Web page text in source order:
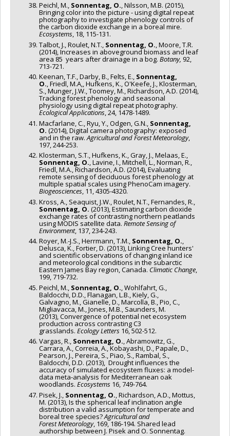
Peichl, M., Sonnentag, O., Nilsson, M.B. (2015),
Bringing color into the picture - using digital repeat
photography to investigate phenology controls of
the carbon dioxide exchange in a boreal mire.
Ecosystems, 18, 115-131.
Talbot, J., Roulet, N.T., Sonnentag, O., Moore, T.R.
(2014), Increases in aboveground biomass and leaf
area 85 years after drainage in a bog. Botany, 92,
713-721.
Keenan, T.F., Darby, B., Felts, E., Sonnentag,
O., Friedl, M.A,, Hufkens, K., O'Keefe, J., Klosterman,
S., Munger, J.W., Toomey, M., Richardson, A.D. (2014),
Tracking forest phenology and seasonal
physiology using digital repeat photography.
Ecological Applications, 24, 1478-1489.
Macfarlane, C., Ryu, Y., Odgen, G.N., Sonnentag,
O. (2014), Digital camera photography: exposed
and in the raw.Agricultural and Forest Meteorology,
197, 244-253.
Klosterman, S.T., Hufkens, K., Gray, J., Melaas, E.,
Sonnentag, O., Lavine, I., Mitchell, L., Norman, R.,
Friedl, M.A., Richardson, A.D. (2014), Evaluating
remote sensing of deciduous forest phenology at
multiple spatial scales using PhenoCam imagery.
Biogeosciences, 11, 4305-4320.
Kross, A., Seaquist, J.W., Roulet, N.T., Fernandes, R.,
Sonnentag, O. (2013), Estimating carbon dioxide
exchange rates of contrasting northern peatlands
using MODIS satellite data. Remote Sensing of
Environment, 137, 234-243.
Royer, M.-J.S., Herrmann, T.M., Sonnentag, O.,
Delusca, K., Fortier, D. (2013), Linking Cree hunters'
and scientific observations of changing inland ice
and meteorological conditions in the subarctic
Eastern James Bay region, Canada. Climatic Change,
199, 719-732.
Peichl, M., Sonnentag, O., Wohlfahrt, G.,
Baldocchi, D.D., Flanagan, L.B., Kiely, G.,
Galvagno, M., Gianelle, D., Marcolla, B., Pio, C.,
Migliavacca, M., Jones, M.B., Saunders, M.
(2013), Convergence of potential net ecosystem
production across contrasting C3
grasslands. Ecology Letters 16, 502-512.
Vargas, R., Sonnentag, O., Abramowitz, G.,
Carrara, A., Correia, A., Kobayashi, D., Papale, D.,
Pearson, J., Pereira, S., Piao, S., Rambal, S.,
Baldocchi, D.D. (2013), Drought influences the
accuracy of simulated ecosystem fluxes: a model-
data meta-analysis for Mediterranean oak
woodlands. Ecosystems 16, 749-764.
Pisek, J., Sonnentag, O., Richardson, A.D., Mottus,
M. (2013), Is the spherical leaf inclination angle
distribution a valid assumption for temperate and
boreal tree species?Agricultural and
Forest Meteorology, 169, 186-194. Shared lead
authorship between J. Pisek and O. Sonnentag.